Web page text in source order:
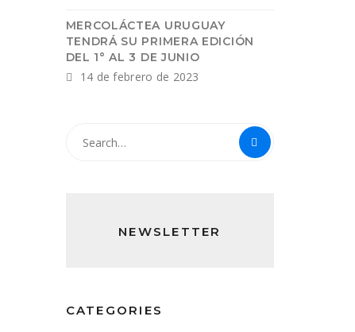
MERCOLÁCTEA URUGUAY
TENDRÁ SU PRIMERA EDICIÓN
DEL 1° AL 3 DE JUNIO
14 de febrero de 2023
NEWSLETTER
CATEGORIES